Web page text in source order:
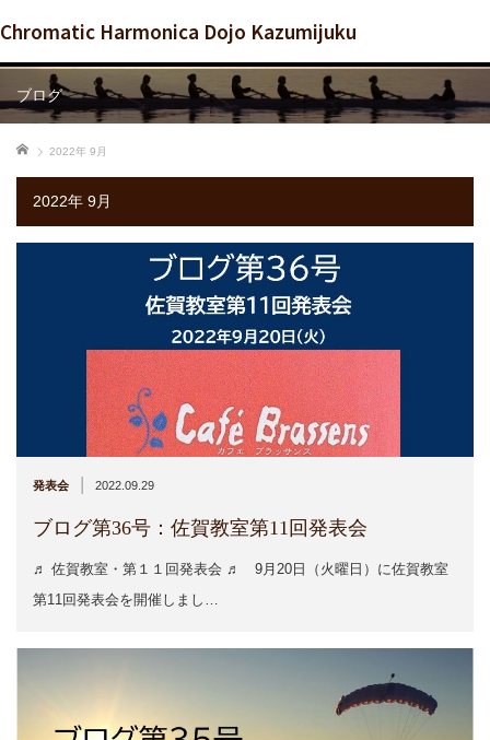
Chromatic Harmonica Dojo Kazumijuku
ブログ
ホーム 2022年 9月
2022年 9月
発表会 | 2022.09.29
ブログ第36号：佐賀教室第11回発表会
♬ 佐賀教室・第１１回発表会 ♬ 9月20日（火曜日）に佐賀教室
第11回発表会を開催しまし…